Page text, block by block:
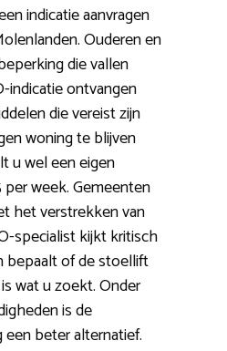
indicatie aanvragen
Ouderen en
die vallen
indicatie ontvangen
die vereist zijn
woning te blijven
u wel een eigen
week. Gemeenten
het verstrekken van
specialist kijkt kritisch
bepaalt of de stoellift
wat u zoekt. Onder
is de
beter alternatief.